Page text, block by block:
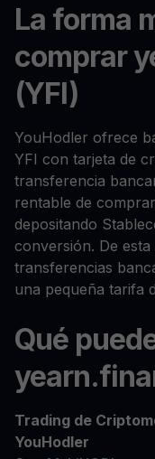
La forma
comprar
(YFI)
YouHodler ofrece
YFI con tarjeta de
transferencia
rentable de
depositando
conversión. De
transferencias
una pequeña tarifa
Qué
Trading de
YouHodler